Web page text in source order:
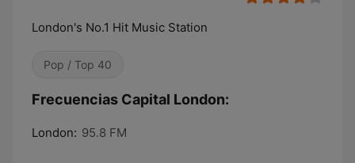
London's No.1 Hit Music Station
Pop / Top 40
Frecuencias Capital London:
London: 95.8 FM